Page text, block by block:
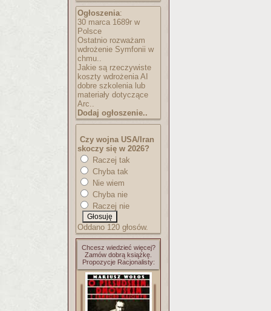
Ogłoszenia:
30 marca 1689r w
Polsce
Ostatnio rozważam
wdrożenie Symfonii w
chmu..
Jakie są rzeczywiste
koszty wdrożenia AI
dobre szkolenia lub
materiały dotyczące
Arc..
Dodaj ogłoszenie..
Czy wojna USA/Iran
skoczy się w 2026?
Raczej tak
Chyba tak
Nie wiem
Chyba nie
Raczej nie
Oddano 120 głosów.
Chcesz wiedzieć więcej?
Zamów dobrą książkę.
Propozycje Racjonalisty: